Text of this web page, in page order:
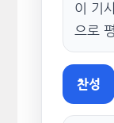
이 기
으로
찬성